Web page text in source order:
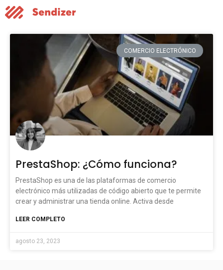
COMERCIO ELECTRÓNICO
PrestaShop: ¿Cómo funciona?
PrestaShop es una de las plataformas de comercio
electrónico más utilizadas de código abierto que te permite
crear y administrar una tienda online. Activa desde
LEER COMPLETO
agosto 23, 2023